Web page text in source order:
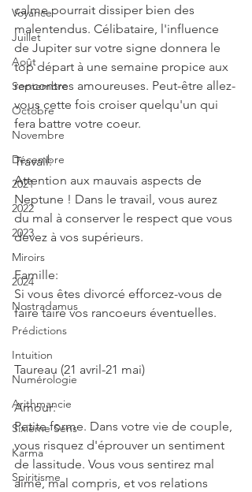
Voyance
Juillet
Août
Septembre
Octobre
Novembre
Décembre
2021
2022
2023
Miroirs
2024
Nostradamus
Prédictions
Intuition
Numérologie
Arithmancie
Sixième Sens
Karma
Spiritisme
calme pourrait dissiper bien des
malentendus. Célibataire, l'influence
de Jupiter sur votre signe donnera le
top départ à une semaine propice aux
rencontres amoureuses. Peut-être allez-
vous cette fois croiser quelqu'un qui
fera battre votre coeur.
Travail:
Attention aux mauvais aspects de
Neptune ! Dans le travail, vous aurez
du mal à conserver le respect que vous
devez à vos supérieurs.
Famille:
Si vous êtes divorcé efforcez-vous de
faire taire vos rancoeurs éventuelles.
Taureau (21 avril-21 mai)
Amour:
Petite forme. Dans votre vie de couple,
vous risquez d'éprouver un sentiment
de lassitude. Vous vous sentirez mal
aimé, mal compris, et vos relations